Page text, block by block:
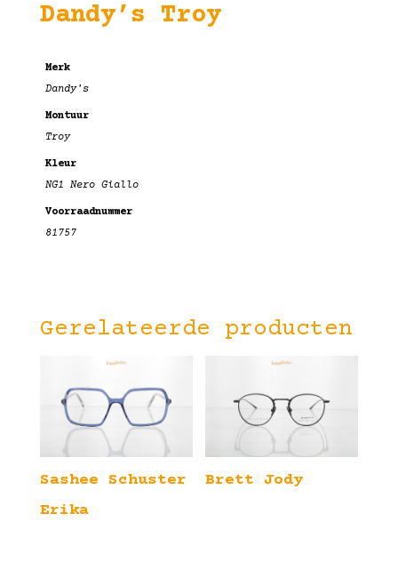
Dandy’s Troy
Merk
Dandy's
Montuur
Troy
Kleur
NG1 Nero Giallo
Voorraadnummer
81757
Gerelateerde producten
Sashee Schuster
Erika
Brett Jody